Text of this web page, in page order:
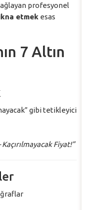
profesyonel
etmek esas
7 Altın
gibi tetikleyici
Kaçırılmayacak Fiyat!”